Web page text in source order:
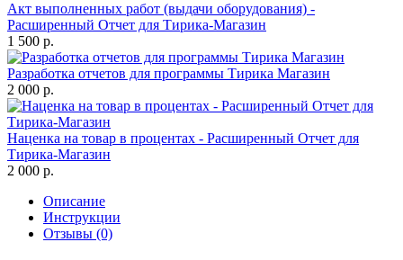
Акт выполненных работ (выдачи оборудования) -
Расширенный Отчет для Тирика-Магазин
1 500 р.
Разработка отчетов для программы Тирика Магазин
2 000 р.
Наценка на товар в процентах - Расширенный Отчет для
Тирика-Магазин
2 000 р.
Описание
Инструкции
Отзывы (0)